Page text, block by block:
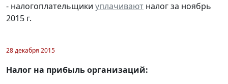
- налогоплательщики уплачивают налог за ноябрь
2015 г.
28 декабря 2015
Налог на прибыль организаций: